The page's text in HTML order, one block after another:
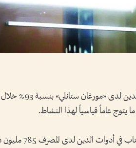
ارتفعت إيرادات المصرفيين المتخصصين في أدوات الدين
يتوج عاماً قياسياً لهذا النشاط.
ووفقاً لبيان صدر يوم الخميس، بلغت إيرادات الاكتتاب